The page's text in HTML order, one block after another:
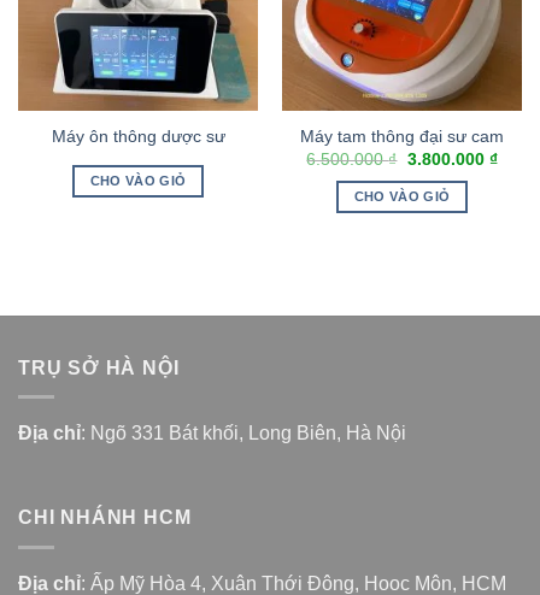
Máy ôn thông dược sư
CHO VÀO GIỎ
Máy tam thông đại sư cam
6.500.000₫ 3.800.000 ₫
CHO VÀO GIỎ
TRỤ SỞ HÀ NỘI
Địa chỉ: Ngõ 331 Bát khối, Long Biên, Hà Nội
CHI NHÁNH HCM
Địa chỉ: Ấp Mỹ Hòa 4, Xuân Thới Đông, Hooc Môn, HCM